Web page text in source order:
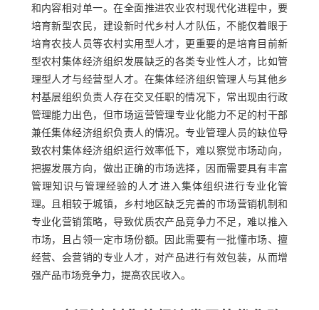
和内容相对单一。在全面推进农业农村现代化进程中，要
培育新型农民，建设新时代乡村人才队伍，不能仅着眼于
培育农技人员等农村实用型人才，更重要的是培育目前新
型农村集体经济组织发展缺乏的各类专业性人才，比如管
理型人才与经营型人才。在集体经济组织管理人与其他乡
村基层组织负责人存在交叉任职的情况下，常出现由行政
管理能力出色，但市场运营管理专业化能力不足的村干部
兼任集体经济组织负责人的情况。专业管理人员的缺位导
致农村集体经济组织运行效率低下，难以察觉市场动向，
把握发展方向，做出正确的市场选择，因而需要具有丰富
管理知识与管理经验的人才进入集体组织进行专业化管
理。且相较于城镇，乡村地区缺乏完善的市场营销机制和
专业化营销策略，导致优质农产品竞争力不足，难以推入
市场，且占领一定市场份额。因此需要有一批懂市场、擅
经营、会营销的专业人才，对产品进行有效包装，从而增
强产品市场竞争力，提高农民收入。